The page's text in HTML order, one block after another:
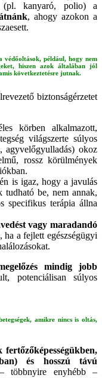
(pl. kanyaró, polio) a
, ahogy azokon a
például, hogy nem
hiszen azok általában jól
következtetésre jutnak.
biztonságérzetet
körben alkalmazott,
világszerte súlyos
agyvelőgyulladás) okoz
rossz körülmények
is igaz, hogy a javulás
tudható be, nem annak,
specifikus terápia állna
vagy maradandó
ha a fejlett egészségügyi
mindig jobb
potenciálisan súlyos
amikre nincs is oltás,
fertőzőképességükben,
és hosszú távú
többnyire enyhébb –